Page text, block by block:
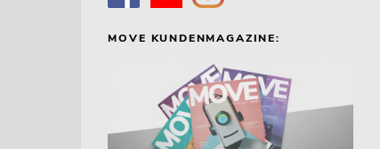
MOVE KUNDENMAGAZINE: